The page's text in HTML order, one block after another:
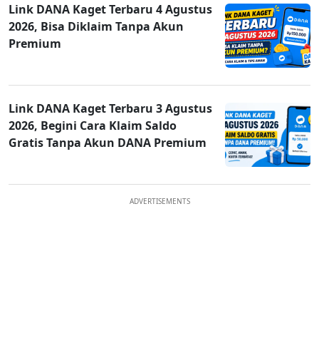
Link DANA Kaget Terbaru 4 Agustus
2026, Bisa Diklaim Tanpa Akun
Premium
Link DANA Kaget Terbaru 3 Agustus
2026, Begini Cara Klaim Saldo
Gratis Tanpa Akun DANA Premium
ADVERTISEMENTS